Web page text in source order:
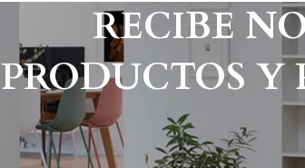
RECIBE
PRODUCTOS Y